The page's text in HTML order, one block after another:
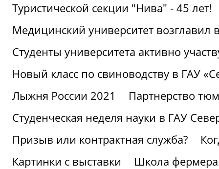
Туристической секции "Нива" - 45 лет!
Медицинский университет возглавил
Студенты университета активно
Новый класс по свиноводству в ГАУ
Лыжня России 2021
Партнерство
Студенческая неделя науки в ГАУ
Призыв или контрактная служба?
Картинки с выставки
Школа